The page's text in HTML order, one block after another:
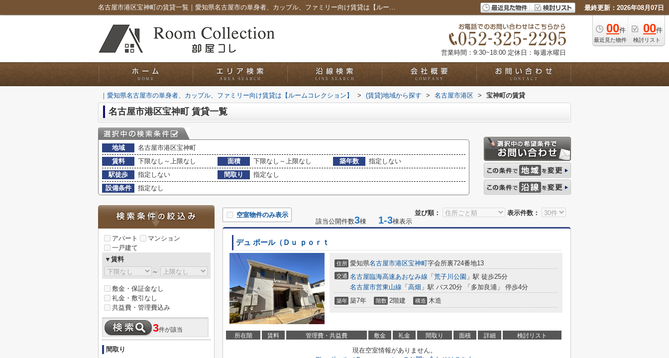
名古屋市港区宝神町の賃貸一覧｜愛知県名古屋市の単身者、カップル、ファミリー向け賃貸は【ルームコレクション】 最終更新：2026年08月07日
00件
最近見た物件
00件
検討リスト
営業時間：9:30~18:00 定休日：毎週水曜日
｜愛知県名古屋市の単身者、カップル、ファミリー向け賃貸は【ルームコレクション】 > (賃貸)地域から探す > 名古屋市港区 > 宝神町の賃貸
名古屋市港区宝神町 賃貸一覧
地域
名古屋市港区宝神町
賃料
下限なし～上限なし 面積 下限なし～上限なし 築年数
指定しない
駅徒歩
指定しない 間取り
指定なし
設備条件
指定なし
並び順： 表示件数：
空室物件のみ表示
該当公開件数3棟 1-3棟表示
デュ ポール（Ｄｕ ｐｏｒｔ
住所 愛知県名古屋市港区宝神町字会所裏724番地13
交通 名古屋臨海高速あおなみ線 「 荒子川公園 」駅 徒歩25分
名古屋市営東山線 「 高畑 」駅 バス20分 「多加良浦」 停歩4分
築年 築7年 階数 2階建 構造 木造
所在階 賃料 管理費・共益費 敷金 礼金 間取り 面積 詳細 検討リスト
現在空室情報がありません。
アパート
マンション
一戸建て
▼賃料
～
敷金・保証金なし
礼金・敷引なし
共益費・管理費込み
3件が該当
間取り